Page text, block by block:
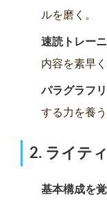
ルを磨く。
速読トレー
内容を素早
パラグラフ
する力を養う
2. ライテ
基本構成を